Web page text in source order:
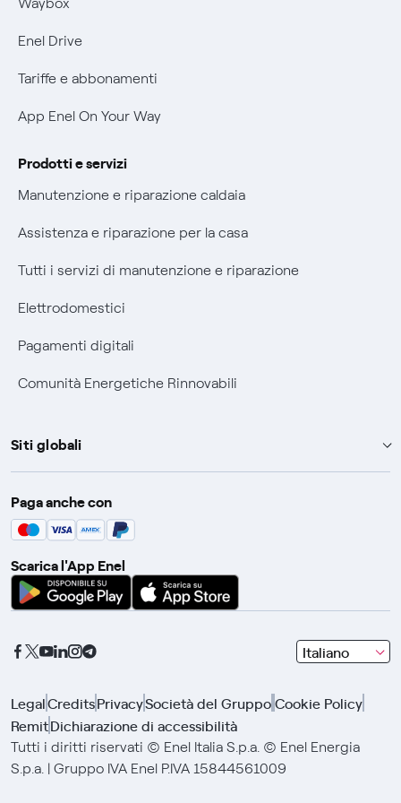
Phishing e truffe online
Verifica chi ti ha chiamato
Agevolazione utenti con disabilità per offerte Fibra
Waybox
Enel Drive
Tariffe e abbonamenti
App Enel On Your Way
Prodotti e servizi
Manutenzione e riparazione caldaia
Assistenza e riparazione per la casa
Tutti i servizi di manutenzione e riparazione
Elettrodomestici
Pagamenti digitali
Comunità Energetiche Rinnovabili
Siti globali
Enel Group
Enel Green Power
Global Procurement
Gridspertise
Paga anche con
Scarica l'App Enel
Italiano
seleziona
una
con
frecce
LegalCreditsPrivacySocietà del GruppoCookie Policy
RemitDichiarazione di accessibilità
Tutti i diritti riservati © Enel Italia S.p.a. © Enel Energia
S.p.a. | Gruppo IVA Enel P.IVA 15844561009